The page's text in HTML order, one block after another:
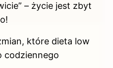
– życie jest zbyt
które dieta low
codziennego